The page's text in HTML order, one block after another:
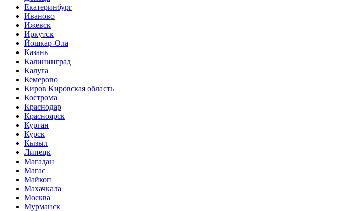
Екатеринбург
Иваново
Ижевск
Иркутск
Йошкар-Ола
Казань
Калининград
Калуга
Кемерово
Киров Кировская область
Кострома
Краснодар
Красноярск
Курган
Курск
Кызыл
Липецк
Магадан
Магас
Майкоп
Махачкала
Москва
Мурманск